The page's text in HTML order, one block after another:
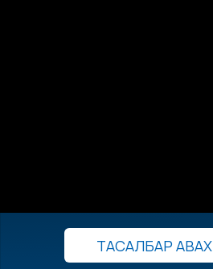
ТАСАЛБАР АВАХ